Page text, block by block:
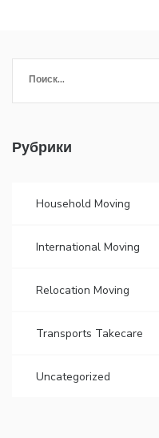
Рубрики
Household Moving
International Moving
Relocation Moving
Transports Takecare
Uncategorized